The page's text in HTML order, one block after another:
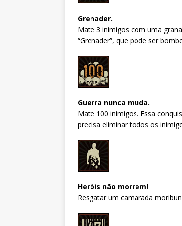
Grenader.
Mate 3 inimigos com uma
“Grenader”, que pode ser
Guerra nunca muda.
Mate 100 inimigos. Essa
precisa eliminar todos os
Heróis não morrem!
Resgatar um camarada